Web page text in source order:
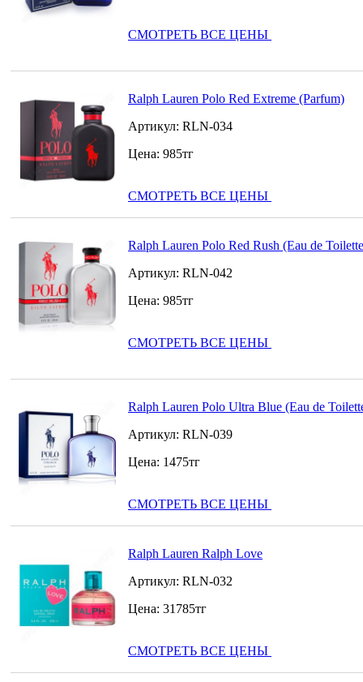
СМОТРЕТЬ ВСЕ ЦЕНЫ
Ralph Lauren Polo Red Extreme (Parfum)
Артикул: RLN-034
Цена: 985тг
СМОТРЕТЬ ВСЕ ЦЕНЫ
Ralph Lauren Polo Red Rush (Eau de
Артикул: RLN-042
Цена: 985тг
СМОТРЕТЬ ВСЕ ЦЕНЫ
Ralph Lauren Polo Ultra Blue (Eau de
Артикул: RLN-039
Цена: 1475тг
СМОТРЕТЬ ВСЕ ЦЕНЫ
Ralph Lauren Ralph Love
Артикул: RLN-032
Цена: 31785тг
СМОТРЕТЬ ВСЕ ЦЕНЫ